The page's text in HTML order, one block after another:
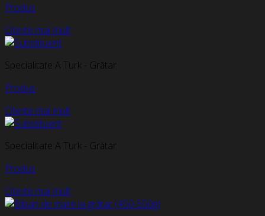
Produs
Citește mai mult
Specialitate A Turk - Grătar
Produs
Citește mai mult
Specialitate A Turk - Grătar
Produs
Citește mai mult